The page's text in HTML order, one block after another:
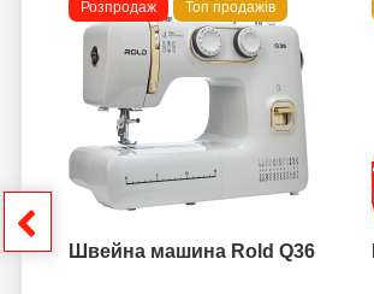
Розпродаж Топ продажів
Швейна машина Rold Q36